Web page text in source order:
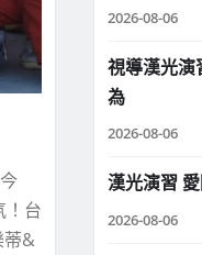
！台
蒂&
2026-08-06
視導漢光演
為
2026-08-06
漢光演習
2026-08-06